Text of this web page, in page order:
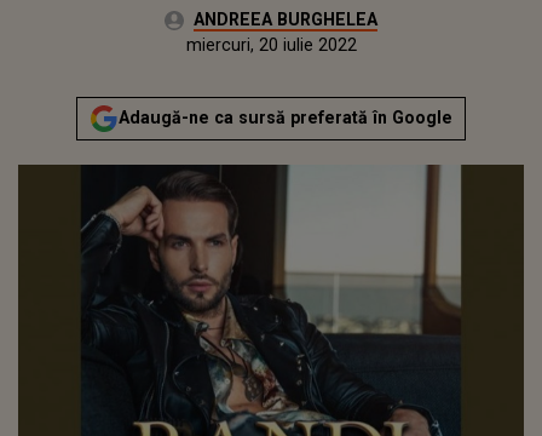
Autor:ANDREEA BURGHELEA
Actualizat:
miercuri, 20 iulie 2022
Adaugă-ne ca sursă preferată în Google